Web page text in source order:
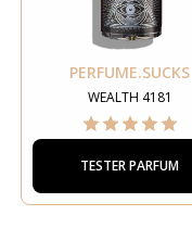
PERFUME.SUCKS
WEALTH 4181
TESTER PARFUM